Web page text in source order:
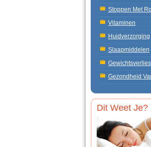
Stoppen Met
Vitaminen
Huidverzorging
Slaapmiddelen
Gewichtsverlies
Gezondheid
Dit Weet Je?